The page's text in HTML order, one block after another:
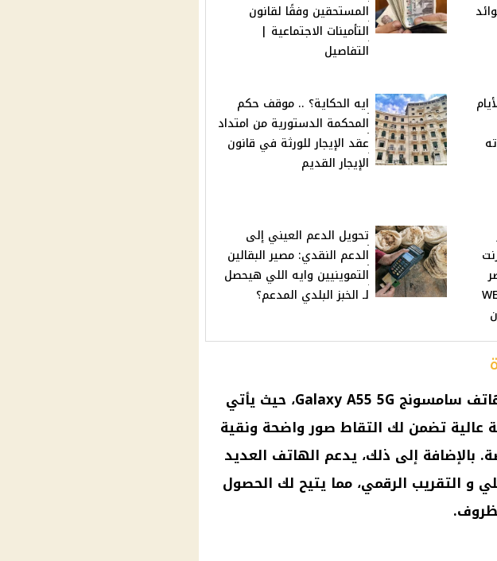
2024: عوائد
المستحقين وفقًا لقانون
التأمينات الاجتماعية |
التفاصيل
ايه الحكاية؟ .. موقف حكم
المحكمة الدستورية من امتداد
عقد الإيجار للورثة في قانون
الإيجار القديم
2024: مقارنة شاملة بين WE
تحويل الدعم العيني إلى
الدعم النقدي: مصير البقالين
التموينيين وايه اللي هيحصل
لـ الخبز البلدي المدعم؟
الكاميرا هي إحدى أبرز مميزات هاتف سامسونج Galaxy A55 5G، حيث يأتي
عالية تضمن لك التقاط صور واضحة ونقية
إلى ذلك، يدعم الهاتف العديد
و التقريب الرقمي، مما يتيح لك الحصول